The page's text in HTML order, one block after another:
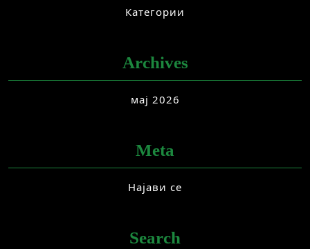
Категории
Archives
мај 2026
Meta
Најави се
Search